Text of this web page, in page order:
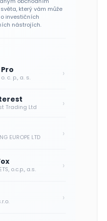
který vám může
investičních
nástrojích.
c. p., a. s. ›
Trading Ltd ›
EUROPE LTD ›
o.c.p., a.s. ›
›